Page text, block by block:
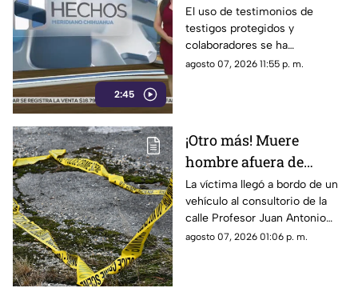
2:45
presión a políticos en
México; detienen a
exgobernador señalado
por caso Ayotzinapa
El uso de testimonios de
testigos protegidos y
colaboradores se ha
convertido nuevamente en un
ocasiones por integrantes de
la Cuarta Transformación
cuando es utilizado en Estados
Unidos contra presuntos
narcopolíticos, también ha
sido empleado en
investigaciones dentro de
agosto 07, 2026 11:55 p. m.
¡Otro más! Muere
hombre afuera de
farmacia tras sufrir
una descarga eléctrica
en Ciudad Juárez
La víctima llegó a bordo de un
vehículo al consultorio de la
calle Profesor Juan Antonio
Pedroza para pedir auxilio,
agosto 07, 2026 01:06 p. m.